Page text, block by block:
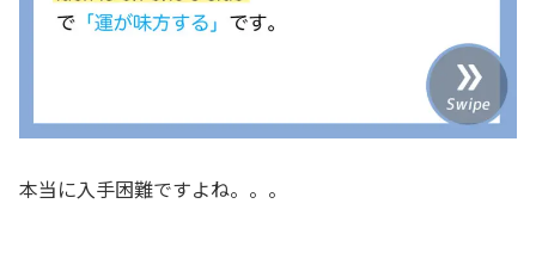
本当に入手困難ですよね。。。